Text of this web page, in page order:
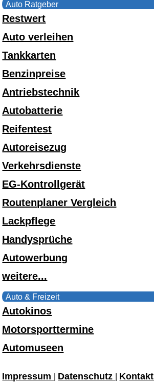
Auto Ratgeber
Restwert
Auto verleihen
Tankkarten
Benzinpreise
Antriebstechnik
Autobatterie
Reifentest
Autoreisezug
Verkehrsdienste
EG-Kontrollgerät
Routenplaner Vergleich
Lackpflege
Handysprüche
Autowerbung
weitere...
Auto & Freizeit
Autokinos
Motorsporttermine
Automuseen
Impressum Datenschutz Kontakt